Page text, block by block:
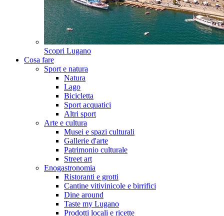
Scopri Lugano
Cosa fare
Sport e natura
Natura
Lago
Bicicletta
Sport acquatici
Altri sport
Arte e cultura
Musei e spazi culturali
Gallerie d'arte
Patrimonio culturale
Street art
Enogastronomia
Ristoranti e grotti
Cantine vitivinicole e birrifici
Dine around
Taste my Lugano
Prodotti locali e ricette